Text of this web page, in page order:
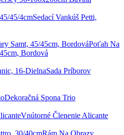
Sedací Vankúš Petti,
Poťah Na
Bordová
Sada Príborov
Dekoračná Spona Trio
Vnútorné Členenie Alicante
Rám Na Obrazy